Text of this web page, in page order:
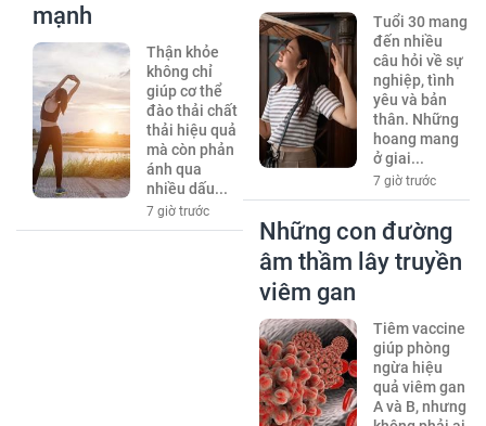
mạnh
Thận khỏe
không chỉ
giúp cơ thể
đào thải chất
thải hiệu quả
mà còn phản
ánh qua
nhiều dấu...
7 giờ trước
Tuổi 30 mang
đến nhiều
câu hỏi về sự
nghiệp, tình
yêu và bản
thân. Những
hoang mang
ở giai...
7 giờ trước
Những con đường
âm thầm lây truyền
viêm gan
Tiêm vaccine
giúp phòng
ngừa hiệu
quả viêm gan
A và B, nhưng